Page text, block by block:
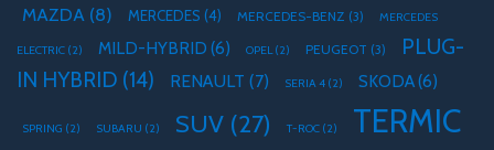
MAZDA (8) MERCEDES (4) MERCEDES-BENZ (3) MERCEDES
ELECTRIC (2) MILD-HYBRID (6) OPEL(2) PEUGEOT (3)
PLUG-
IN HYBRID (14) RENAULT (7) SERIA 4 (2) SKODA(6)
SPRING (2) SUBARU (2) SUV (27) T-ROC (2)
TERMIC